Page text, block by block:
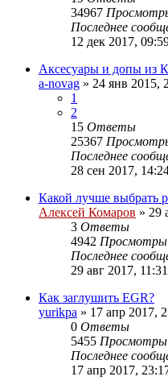
34967
Последнее
12 дек 2017,
Аксесуары и допы из
a-novag » 24 янв 2015,
1
2
15 Ответы
25367
Последнее
28 сен 2017,
Какой лучше выбрать
Алексей Комаров » 29
3 Ответы
4942 Просмотры
Последнее
29 авг 2017, 11:31
Как заглушить EGR?
yurikpa » 17 апр 2017,
0 Ответы
5455 Просмотры
Последнее
17 апр 2017,